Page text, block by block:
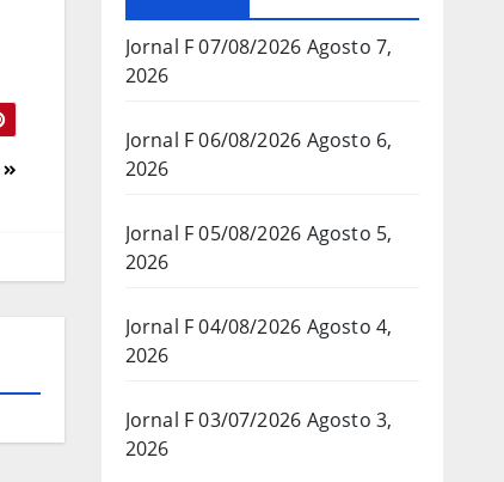
Jornal F 07/08/2026 Agosto 7,
2026
Jornal F 06/08/2026 Agosto 6,
2026
Jornal F 05/08/2026 Agosto 5,
2026
Jornal F 04/08/2026 Agosto 4,
2026
Jornal F 03/07/2026 Agosto 3,
2026